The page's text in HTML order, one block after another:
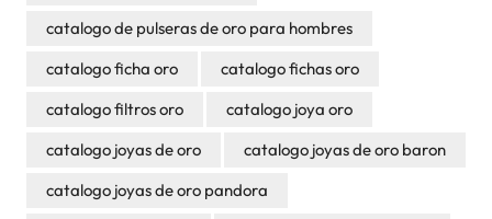
catalogo de pulseras de oro para hombres
catalogo ficha oro
catalogo fichas oro
catalogo filtros oro
catalogo joya oro
catalogo joyas de oro
catalogo joyas de oro baron
catalogo joyas de oro pandora